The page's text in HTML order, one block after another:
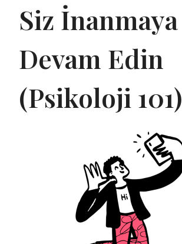
Siz İnanmaya
Devam Edin
(Psikoloji 101)